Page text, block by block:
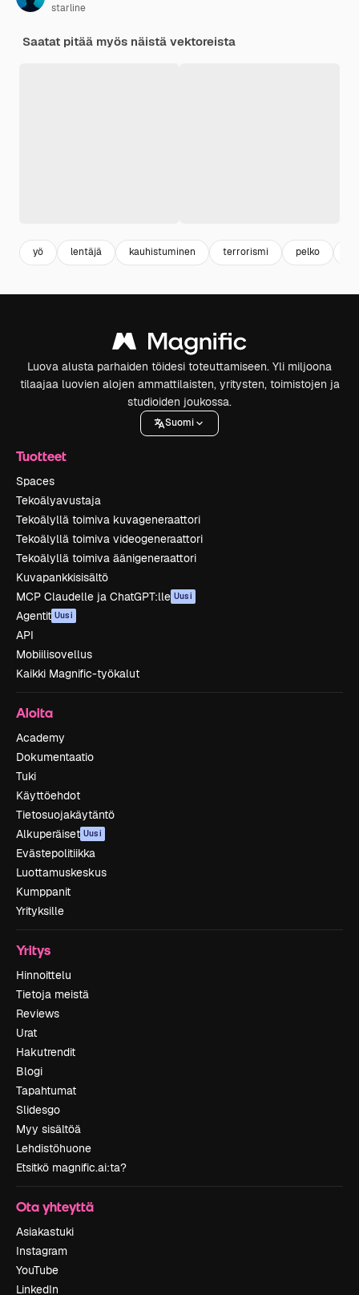
starline
Saatat pitää myös näistä vektoreista
yö lentäjä kauhistuminen terrorismi pelko
Luova alusta parhaiden töidesi toteuttamiseen. Yli miljoona
tilaajaa luovien alojen ammattilaisten, yritysten, toimistojen ja
studioiden joukossa.
Suomi
Tuotteet
Spaces
Tekoälyavustaja
Tekoälyllä toimiva kuvageneraattori
Tekoälyllä toimiva videogeneraattori
Tekoälyllä toimiva äänigeneraattori
Kuvapankkisisältö
MCP Claudelle ja ChatGPT:lle Uusi
Agentit Uusi
API
Mobiilisovellus
Kaikki Magnific-työkalut
Aloita
Academy
Dokumentaatio
Tuki
Käyttöehdot
Tietosuojakäytäntö
Alkuperäiset Uusi
Evästepolitiikka
Luottamuskeskus
Kumppanit
Yrityksille
Yritys
Hinnoittelu
Tietoja meistä
Reviews
Urat
Hakutrendit
Blogi
Tapahtumat
Slidesgo
Myy sisältöä
Lehdistöhuone
Etsitkö magnific.ai:ta?
Ota yhteyttä
Asiakastuki
Instagram
YouTube
LinkedIn